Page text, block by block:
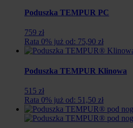
Poduszka TEMPUR PC
759 zł
Rata 0% już od: 75,90 zł
Poduszka TEMPUR Klinowa
515 zł
Rata 0% już od: 51,50 zł